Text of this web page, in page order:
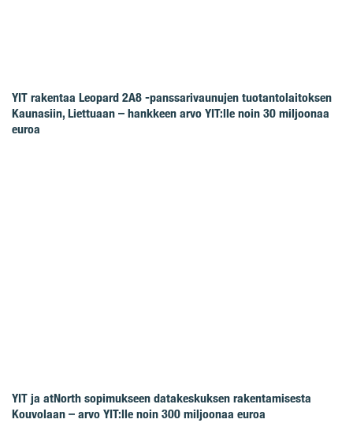
YIT rakentaa Leopard 2A8 -panssarivaunujen tuotantolaitoksen
Kaunasiin, Liettuaan – hankkeen arvo YIT:lle noin 30 miljoonaa
euroa
YIT ja atNorth sopimukseen datakeskuksen rakentamisesta
Kouvolaan – arvo YIT:lle noin 300 miljoonaa euroa